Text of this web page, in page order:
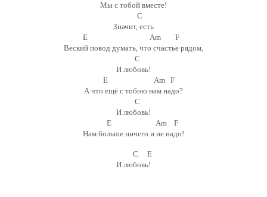
Мы с тобой вместе!
C
Значит, есть
E Am F
Веский повод думать, что счастье рядом,
C
И любовь!
E Am F
А что ещё с тобою нам надо?
C
И любовь!
E Am F
Нам больше ничего и не надо!
C E
И любовь!